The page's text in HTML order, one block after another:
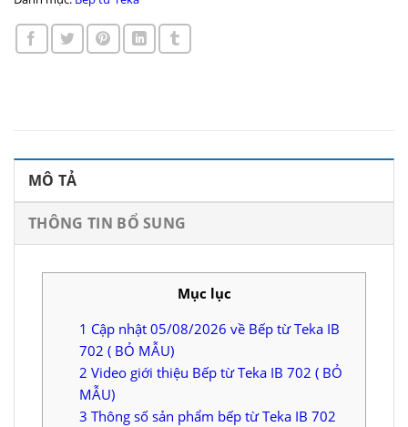
MÔ TẢ
THÔNG TIN BỔ SUNG
Mục lục
1 Cập nhật 05/08/2026 về Bếp từ Teka IB
702 ( BỎ MẪU)
2 Video giới thiệu Bếp từ Teka IB 702 ( BỎ
MẪU)
3 Thông số sản phẩm bếp từ Teka IB 702